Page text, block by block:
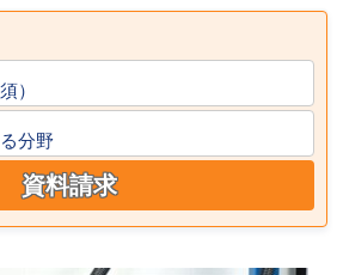
）
分野
資料請求